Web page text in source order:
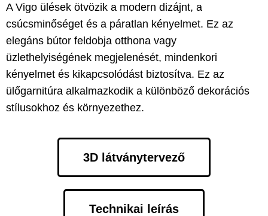
A Vigo ülések ötvözik a modern dizájnt, a
csúcsminőséget és a páratlan kényelmet. Ez az
elegáns bútor feldobja otthona vagy
üzlethelyiségének megjelenését, mindenkori
kényelmet és kikapcsolódást biztosítva. Ez az
ülőgarnitúra alkalmazkodik a különböző dekorációs
stílusokhoz és környezethez.
3D látványtervező
Technikai leírás